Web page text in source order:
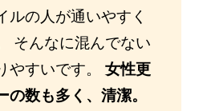
ルの人が通いやすく
そんなに混んでない
やすいです。 女性更
の数も多く、清潔。